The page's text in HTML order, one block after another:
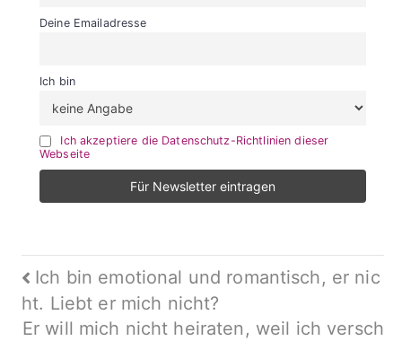
Deine Emailadresse
Ich bin
Ich akzeptiere die Datenschutz-Richtlinien dieser
Webseite
Beitragsnavigation
Ich bin emotional und romantisch, er nic
ht. Liebt er mich nicht?
Er will mich nicht heiraten, weil ich versch